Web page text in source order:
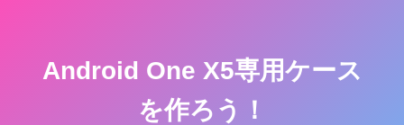
Android One X5専用ケース
を作ろう！